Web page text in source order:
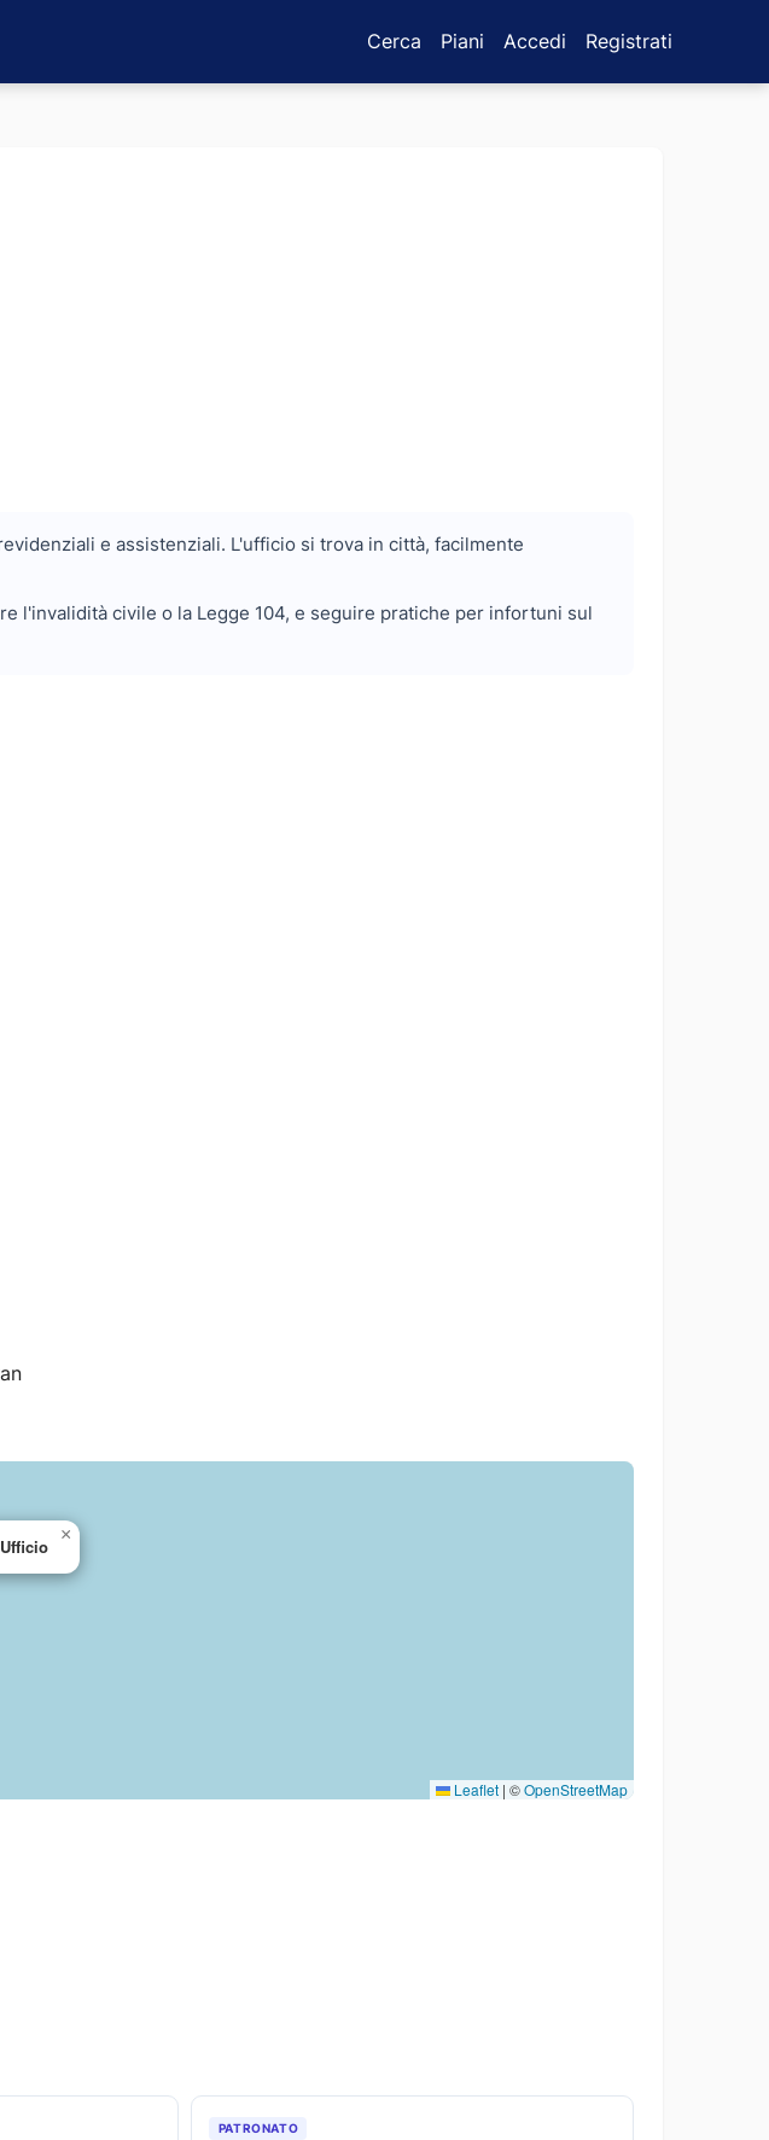
Cerca Piani Accedi Registrati
e assistenziali. L'ufficio si trova in città, facilmente
l'invalidità civile o la Legge 104, e seguire pratiche per infortuni sul
×
Leaflet | ©OpenStreetMap
PATRONATO